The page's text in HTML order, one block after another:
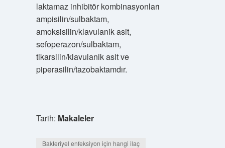
laktamaz inhibitör kombinasyonları
ampisilin/sulbaktam,
amoksisilin/klavulanik asit,
sefoperazon/sulbaktam,
tikarsilin/klavulanik asit ve
piperasilin/tazobaktamdır.
Tarih: Makaleler
Bakteriyel enfeksiyon için hangi ilaç